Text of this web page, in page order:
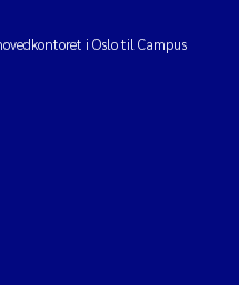
i Oslo til Campus